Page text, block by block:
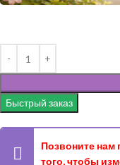
Быстрый заказ
Позвоните нам
того, чтобы